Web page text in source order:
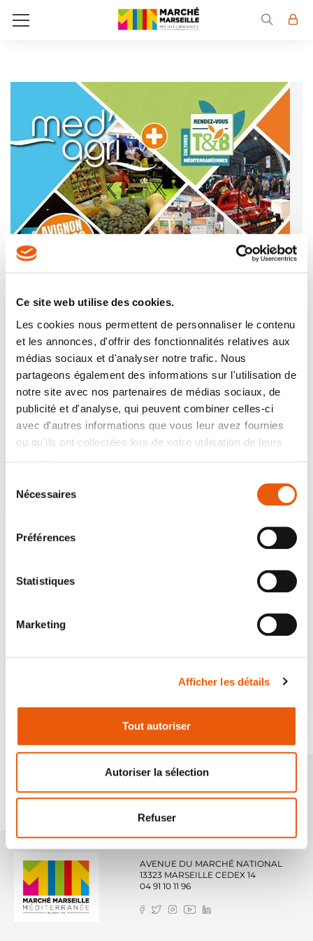
Ce site web utilise des cookies.
Les cookies nous permettent de personnaliser le contenu
et les annonces, d'offrir des fonctionnalités relatives aux
médias sociaux et d'analyser notre trafic. Nous
partageons également des informations sur l'utilisation de
notre site avec nos partenaires de médias sociaux, de
publicité et d'analyse, qui peuvent combiner celles-ci
avec d'autres informations que vous leur avez fournies
ou qu'ils ont collectées lors de votre utilisation de leurs
Nécessaires
Préférences
Statistiques
Marketing
Afficher les détails
Tout autoriser
Autoriser la sélection
Refuser
L’ESPRIT DU MARCHÉ
18 OCTOBRE 2022
SALON MED’AGRI
sur le Salon Med’agri, salon professionnel de
C’était l’occasion pour le Marché d’aller à la
rencontre de producteurs de la région et de
présenter son activité et son offre de services
dédiée aux agriculteurs locaux.
Rappelons que le MIN de Marseille propose le
France avec 10 000 m2 d’espace de vente et
267 producteurs à l’année.
AVENUE DU MARCHÉ NATIONAL
13323 MARSEILLE CEDEX 14
04 91 10 11 96